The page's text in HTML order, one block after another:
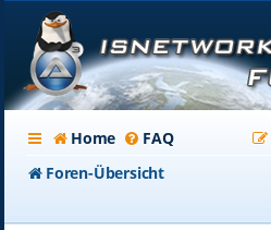
Home FAQ
Foren-Übersicht